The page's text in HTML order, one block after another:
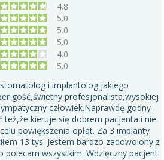
4.8
5.0
5.0
5.0
4.0
5.0
i implantolog jakiego
gość,świetny profesjonalista,wysokiej
człowiek.Naprawdę godny
też,że kieruje się dobrem pacjenta i nie
powiększenia opłat. Za 3 implanty
13 tys. Jestem bardzo zadowolony z
polecam wszystkim. Wdzięczny pacjent.